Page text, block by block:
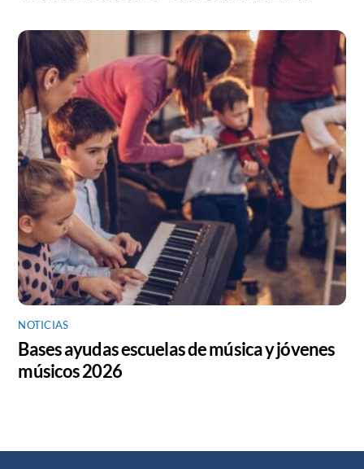
NOTICIAS
Bases ayudas escuelas de música y jóvenes
músicos 2026